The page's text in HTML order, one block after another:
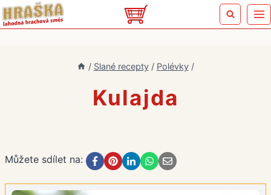
Přeskočit
na
/ Slané recepty / Polévky /
Kulajda
Můžete sdílet na: